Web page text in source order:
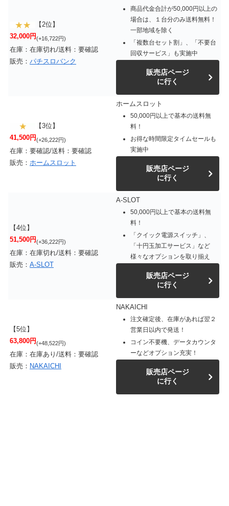
【2位】
32,000円(+16,722円)
在庫：在庫切れ/送料：要確認
販売： パチスロバンク
商品代金合計が50,000円以上の
場合は、１台分のみ送料無料！
一部地域を除く
「複数台セット割」、「不要台
回収サービス」も実施中
販売店ページ
に行く
【3位】
41,500円(+26,222円)
在庫：要確認/送料：要確認
販売： ホームスロット
ホームスロット
50,000円以上で基本の送料無
料！
お得な時間限定タイムセールも
実施中
販売店ページ
に行く
【4位】
51,500円(+36,222円)
在庫：在庫切れ/送料：要確認
販売： A-SLOT
A-SLOT
50,000円以上で基本の送料無
料！
「クイック電源スイッチ」、
「十円玉加工サービス」など
様々なオプションを取り揃え
販売店ページ
に行く
【5位】
63,800円(+48,522円)
在庫：在庫あり/送料：要確認
販売： NAKAICHI
NAKAICHI
注文確定後、在庫があれば翌２
営業日以内で発送！
コイン不要機、データカウンタ
ーなどオプション充実！
販売店ページ
に行く